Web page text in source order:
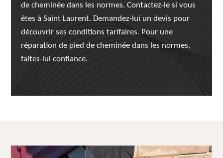
de cheminée dans les normes. Contactez-le si vous
êtes à Saint Laurent. Demandez-lui un devis pour
découvrir ses conditions tarifaires. Pour une
réparation de pied de cheminée dans les normes,
faites-lui confiance.